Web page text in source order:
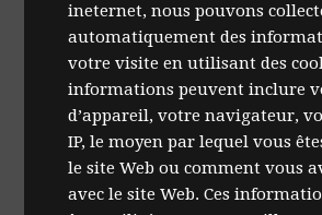
ineternet, nous pouvons
automatiquement des
votre visite en utilisant des
informations peuvent inclure
d’appareil, votre navigateur,
IP, le moyen par lequel vous
le site Web ou comment vous
avec le site Web. Ces